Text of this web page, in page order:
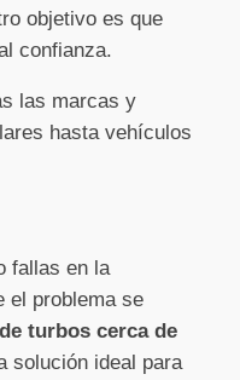
objetivo es que
confianza.
las marcas y
hasta vehículos
fallas en la
el problema se
turbos cerca de
solución ideal para